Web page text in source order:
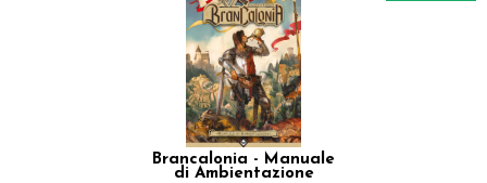
Brancalonia - Manuale
di Ambientazione